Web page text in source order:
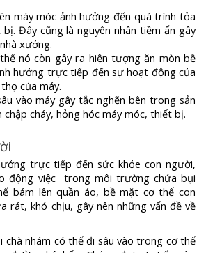
máy móc ảnh hưởng đến quá trình tỏa
Đây cũng là nguyên nhân tiềm ẩn gây
xưởng.
nó còn gây ra hiện tượng ăn mòn bề
hưởng trực tiếp đến sự hoạt động của
của máy.
vào máy gây tắc nghẽn bên trong sản
chập cháy, hỏng hóc máy móc, thiết bị.
trực tiếp đến sức khỏe con người,
động việc trong môi trường chứa bụi
bám lên quần áo, bề mặt cơ thể con
rát, khó chịu, gây nên những vấn đề về
chà nhám có thể đi sâu vào trong cơ thể